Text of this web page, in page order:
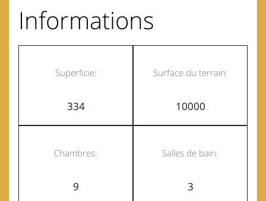
Informations
Superficie:
334
Surface du terrain:
10000
Chambres:
9
Salles de bain:
3